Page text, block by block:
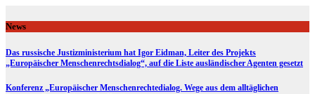
to
content
News
Das russische Justizministerium hat Igor Eidman, Leiter des Projekts
„Europäischer Menschenrechtsdialog“, auf die Liste ausländischer Agenten gesetzt
Konferenz „Europäischer Menschenrechtedialog. Wege aus dem alltäglichen